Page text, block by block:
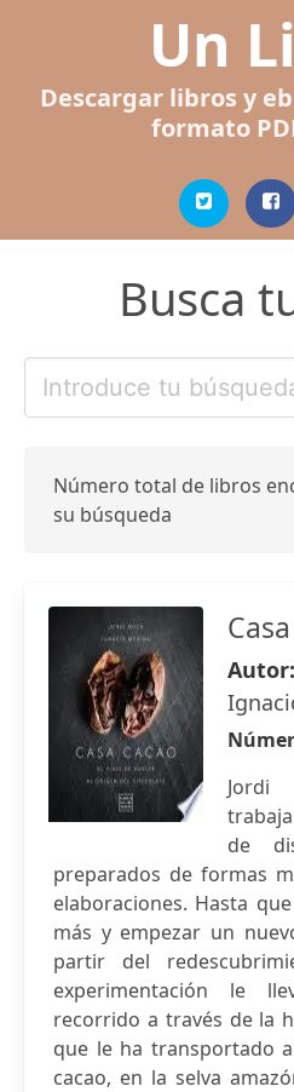
Un
Descargar libros y
formato
Busca
Número total de libros
su búsqueda
Autor:
de
preparados de formas
elaboraciones. Hasta
más y empezar un
partir del
experimentación le
recorrido a través de la
que le ha transportado
cacao, en la selva